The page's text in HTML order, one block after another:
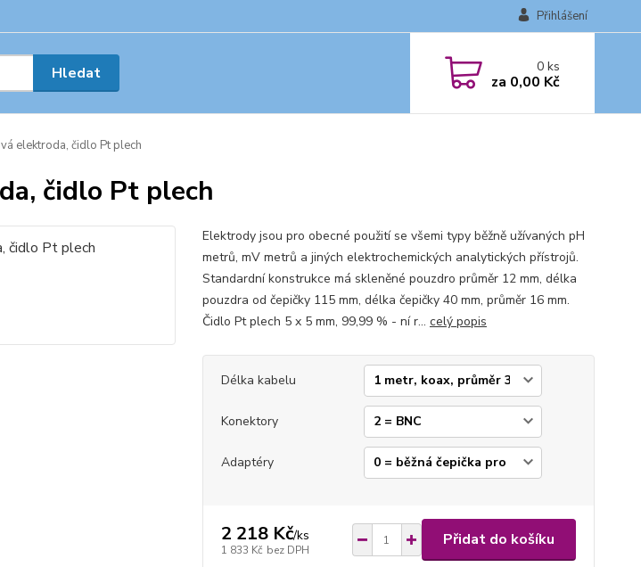
Přihlášení
Hledat 0ks
za 0,00 Kč
elektroda, čidlo Pt plech
čidlo Pt plech
Elektrody jsou pro obecné použití se všemi typy běžně užívaných pH
metrů, mV metrů a jiných elektrochemických analytických přístrojů.
Standardní konstrukce má skleněné pouzdro průměr 12 mm, délka
pouzdra od čepičky 115 mm, délka čepičky 40 mm, průměr 16 mm.
Čidlo Pt plech 5 x 5 mm, 99,99 % - ní r... celý popis
Délka kabelu
Konektory
Adaptéry
2 218 Kč/ks
1 833 Kč bez DPH
Přidat do košíku